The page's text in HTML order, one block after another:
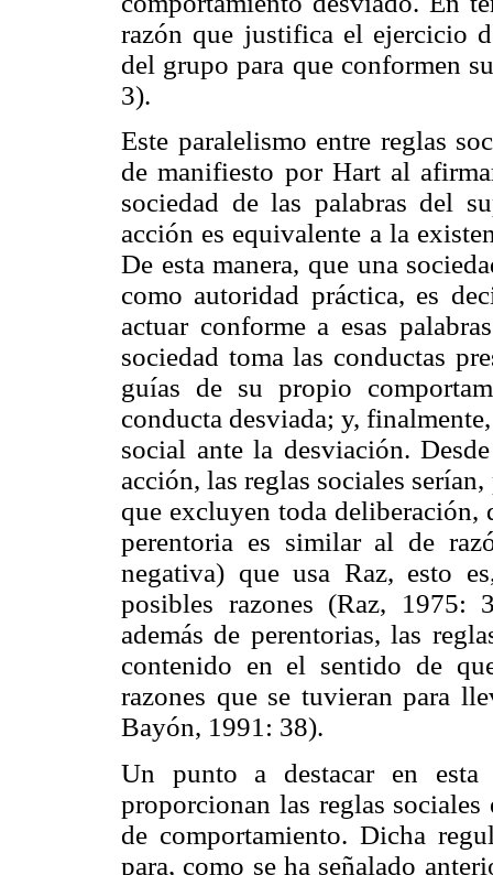
razón que justifica el ejercicio
del grupo para que conformen
3).
Este paralelismo entre reglas
de manifiesto por Hart al
sociedad de las palabras del
acción es equivalente a la
De esta manera, que una
como autoridad práctica, es
actuar conforme a esas
sociedad toma las conductas
guías de su propio
conducta desviada; y,
social ante la desviación.
acción, las reglas sociales
que excluyen toda deliberación,
perentoria es similar al de
negativa) que usa Raz, esto
posibles razones (Raz,
además de perentorias, las
contenido en el sentido de
razones que se tuvieran para
Bayón, 1991: 38).
Un punto a destacar en esta
proporcionan las reglas sociales
de comportamiento. Dicha
para, como se ha señalado